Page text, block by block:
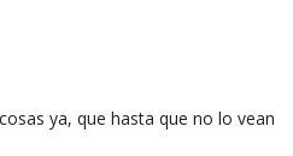
ya, que hasta que no lo vean